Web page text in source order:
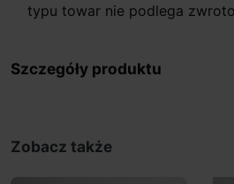
typu towar nie podlega
Szczegóły produktu
Zobacz także